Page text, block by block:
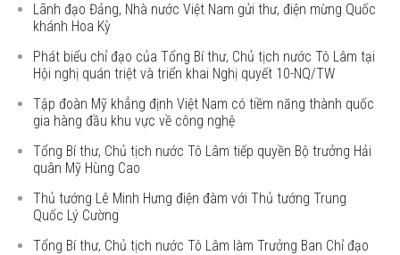
Lãnh đạo Đảng, Nhà nước Việt Nam gửi thư, điện mừng Quốc
khánh Hoa Kỳ
Phát biểu chỉ đạo của Tổng Bí thư, Chủ tịch nước Tô Lâm tại
Hội nghị quán triệt và triển khai Nghị quyết 10-NQ/TW
Tập đoàn Mỹ khẳng định Việt Nam có tiềm năng thành quốc
gia hàng đầu khu vực về công nghệ
Tổng Bí thư, Chủ tịch nước Tô Lâm tiếp quyền Bộ trưởng Hải
quân Mỹ Hùng Cao
Thủ tướng Lê Minh Hưng điện đàm với Thủ tướng Trung
Quốc Lý Cường
Tổng Bí thư, Chủ tịch nước Tô Lâm làm Trưởng Ban Chỉ đạo